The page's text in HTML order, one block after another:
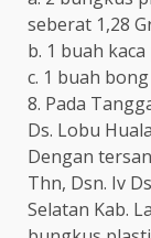
seberat 1,28
b. 1 buah
c. 1 buah
8. Pada
Ds. Lobu
Dengan
Thn, Dsn. Iv
Selatan Kab.